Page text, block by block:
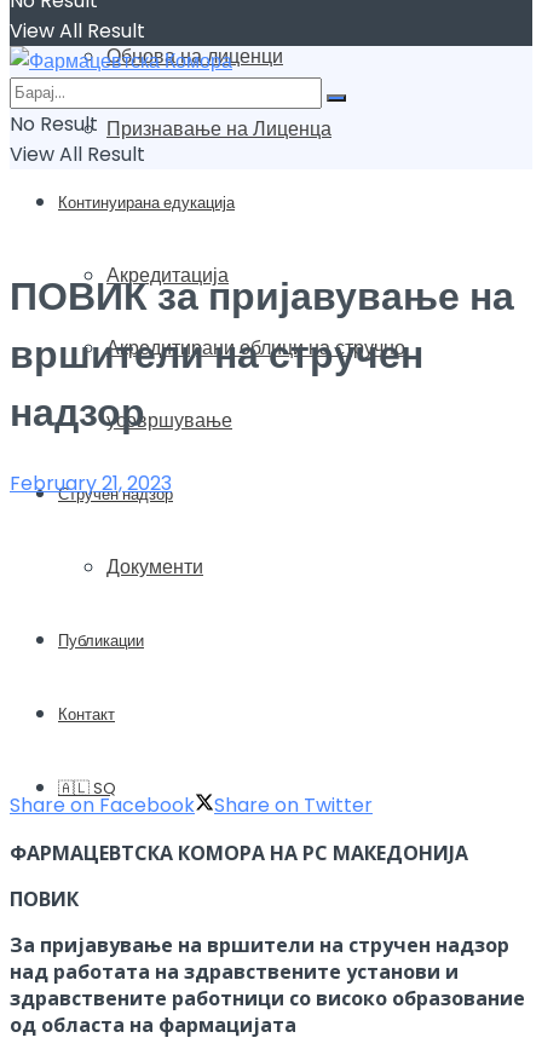
Обнова на лиценци
Признавање на Лиценца
Континуирана едукација
Акредитација
Акредитирани облици на стручно
усовршување
Стручен надзор
Документи
Публикации
Контакт
🇦🇱 SQ
View All Result
No Result
View All Result
ПОВИК за пријавување на
вршители на стручен
надзор
February 21, 2023
Share on Facebook Share on Twitter
ФАРМАЦЕВТСКА КОМОРА НА РС МАКЕДОНИЈА
ПОВИК
За пријавување на вршители на стручен надзор
над работата на здравствените установи и
здравствените работници со високо образование
од областа на фармацијата